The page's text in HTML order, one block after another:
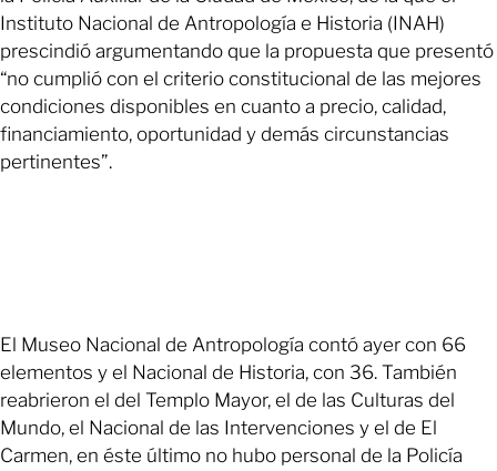
Instituto Nacional de Antropología e Historia (INAH)
prescindió argumentando que la propuesta que presentó
“no cumplió con el criterio constitucional de las mejores
condiciones disponibles en cuanto a precio, calidad,
financiamiento, oportunidad y demás circunstancias
pertinentes”.
El Museo Nacional de Antropología contó ayer con 66
elementos y el Nacional de Historia, con 36. También
reabrieron el del Templo Mayor, el de las Culturas del
Mundo, el Nacional de las Intervenciones y el de El
Carmen, en éste último no hubo personal de la Policía